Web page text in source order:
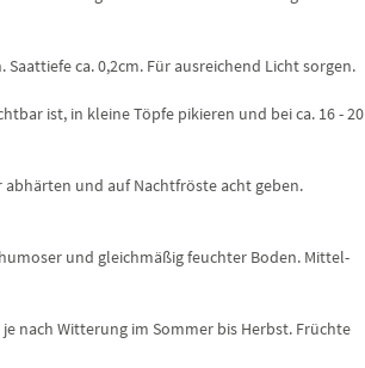
ca. 0,2cm. Für ausreichend Licht sorgen.
ist, in kleine Töpfe pikieren und bei ca. 16 - 20
und auf Nachtfröste acht geben.
und gleichmäßig feuchter Boden. Mittel-
nach Witterung im Sommer bis Herbst. Früchte